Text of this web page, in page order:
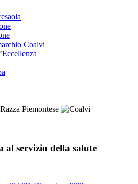
Coalvi
al servizio della salute